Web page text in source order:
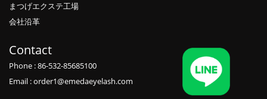
まつげエクステ工場
会社沿革
Contact
Phone : 86-532-85685100
Email : order1@emedaeyelash.com